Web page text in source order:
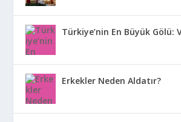
Türkiye’nin En Büyük Gölü:
Erkekler Neden Aldatır?